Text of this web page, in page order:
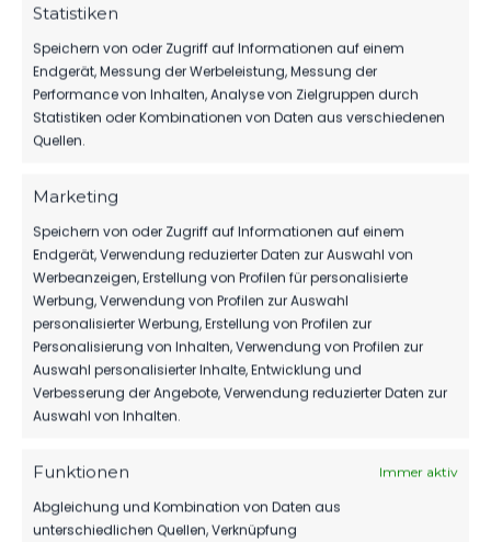
Statistiken
Speichern von oder Zugriff auf Informationen auf einem
Endgerät, Messung der Werbeleistung, Messung der
Performance von Inhalten, Analyse von Zielgruppen durch
Statistiken oder Kombinationen von Daten aus verschiedenen
Quellen.
Marketing
Speichern von oder Zugriff auf Informationen auf einem
Endgerät, Verwendung reduzierter Daten zur Auswahl von
Werbeanzeigen, Erstellung von Profilen für personalisierte
Werbung, Verwendung von Profilen zur Auswahl
personalisierter Werbung, Erstellung von Profilen zur
Personalisierung von Inhalten, Verwendung von Profilen zur
Auswahl personalisierter Inhalte, Entwicklung und
Verbesserung der Angebote, Verwendung reduzierter Daten zur
Auswahl von Inhalten.
Funktionen Immer aktiv
Abgleichung und Kombination von Daten aus
unterschiedlichen Quellen, Verknüpfung
DATUM BEGEGNUNG ERGEBNIS
2023
13:00
Uhr
Eilenburg
2023/24
SPIELZEIT
KO
Spieler 25'